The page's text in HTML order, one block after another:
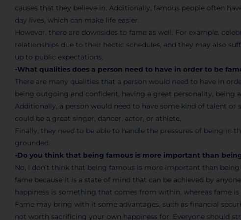
causes that they believe in. Additionally, famous people often
day lives, which can make life easier.
However, there are downsides to fame as well. For example,
relationships due to their hectic schedules, and they may also
up to public expectations.
-What qualities does a person need to have in order to be
There are many qualities that a person would need to have in
being outgoing and confident, having a great personality, being
Additionally, a person would need to have some kind of talent
could be a great singer, dancer, actor, or athlete.
Finally, they need to be able to handle the pressures of being in
grounded.
-Do you think that being famous is more important than
No, I don’t think that being famous is more important than
fame because it is a state of mind that can be achieved by
happiness is something that comes from within, whereas fame
Fame may bring with it some advantages, such as financial
not worth sacrificing your own happiness for. Everyone should